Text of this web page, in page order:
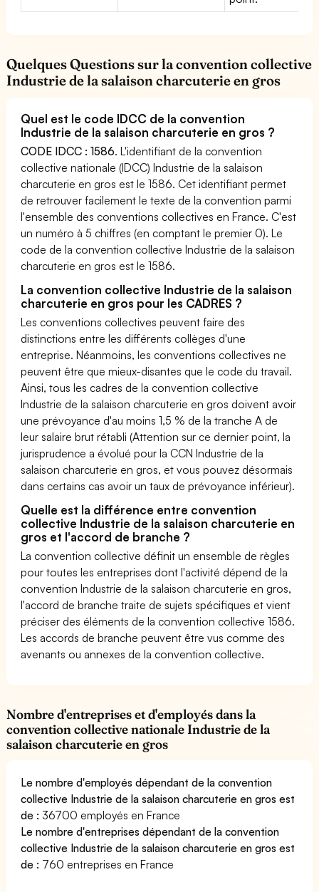
Quelques Questions sur la convention collective
Industrie de la salaison charcuterie en gros
Quel est le code IDCC de la convention
Industrie de la salaison charcuterie en gros ?
CODE IDCC : 1586. L'identifiant de la convention
collective nationale (IDCC) Industrie de la salaison
charcuterie en gros est le 1586. Cet identifiant permet
de retrouver facilement le texte de la convention parmi
l'ensemble des conventions collectives en France. C'est
un numéro à 5 chiffres (en comptant le premier 0). Le
code de la convention collective Industrie de la salaison
charcuterie en gros est le 1586.
La convention collective Industrie de la salaison
charcuterie en gros pour les CADRES ?
Les conventions collectives peuvent faire des
distinctions entre les différents collèges d'une
entreprise. Néanmoins, les conventions collectives ne
peuvent être que mieux-disantes que le code du travail.
Ainsi, tous les cadres de la convention collective
Industrie de la salaison charcuterie en gros doivent avoir
une prévoyance d'au moins 1,5 % de la tranche A de
leur salaire brut rétabli (Attention sur ce dernier point, la
jurisprudence a évolué pour la CCN Industrie de la
salaison charcuterie en gros, et vous pouvez désormais
dans certains cas avoir un taux de prévoyance inférieur).
Quelle est la différence entre convention
collective Industrie de la salaison charcuterie en
gros et l'accord de branche ?
La convention collective définit un ensemble de règles
pour toutes les entreprises dont l'activité dépend de la
convention Industrie de la salaison charcuterie en gros,
l'accord de branche traite de sujets spécifiques et vient
préciser des éléments de la convention collective 1586.
Les accords de branche peuvent être vus comme des
avenants ou annexes de la convention collective.
Nombre d'entreprises et d'employés dans la
convention collective nationale Industrie de la
salaison charcuterie en gros
Le nombre d'employés dépendant de la convention
collective Industrie de la salaison charcuterie en gros est
de : 36700 employés en France
Le nombre d'entreprises dépendant de la convention
collective Industrie de la salaison charcuterie en gros est
de : 760 entreprises en France